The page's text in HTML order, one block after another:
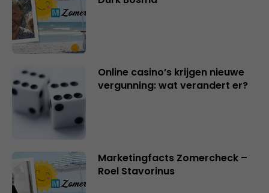
Online casino’s krijgen nieuwe
vergunning: wat verandert er?
Marketingfacts Zomercheck –
Roel Stavorinus